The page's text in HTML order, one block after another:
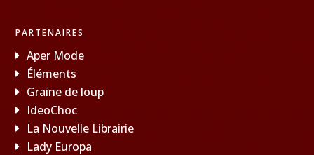
PARTENAIRES
Aper Mode
Éléments
Graine de loup
IdeoChoc
La Nouvelle Librairie
Lady Europa